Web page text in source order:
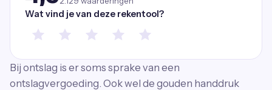
Wat vind je van deze rekentool?
Bij ontslag is er soms sprake van een
ontslagvergoeding. Ook wel de gouden handdruk